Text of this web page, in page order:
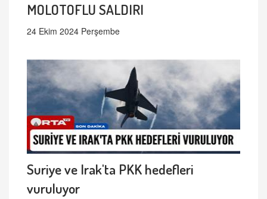
MOLOTOFLU SALDIRI
24 Ekim 2024 Perşembe
Suriye ve Irak'ta PKK hedefleri
vuruluyor